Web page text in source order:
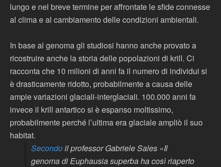
lungo e nel breve termine per affrontate le sfide connesse
al clima e al cambiamento delle condizioni ambientali.
In base al genoma gli studiosi hanno anche provato a
ricostruire anche la storia delle popolazioni di krill. Ci
racconta che 10 milioni di anni fa il numero di individui si
è drasticamente ridotto, probabilmente a causa delle
ampie variazioni glaciali-interglaciali. 100.000 anni fa
invece il krill antartico si è espanso moltissimo,
probabilmente perché l’ultima era glaciale ampliò il suo
habitat.
Secondoil professor Gabriele Sales «Il
genoma diEuphausia superbaha così riaperto